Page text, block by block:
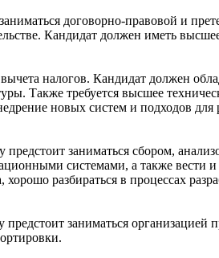
договорно-правовой и
Кандидат должен иметь
налогов. Кандидат должен
Также требуется высшее
новых систем и подходов для
заниматься сбором,
системами, а также вести
разбираться в процессах
заниматься организацией